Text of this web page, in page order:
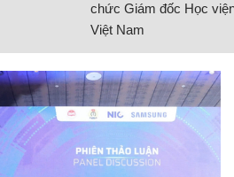
chức Giám đốc Học
Việt Nam